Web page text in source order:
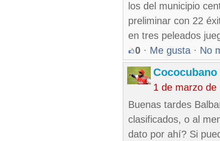
los del municipio
preliminar con 22
en tres peleados
0 · Me gusta · No
Cococubano
1 de marzo de
Buenas tardes
clasificados, o al
dato por ahí? Si